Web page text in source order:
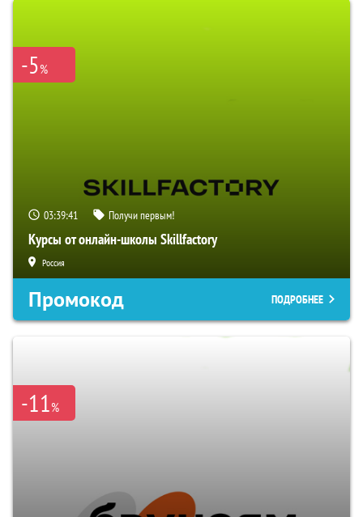
-5%
03:39:40 Получи первым!
Курсы от онлайн-школы Skillfactory
Россия
Промокод ПОДРОБНЕЕ
-11%